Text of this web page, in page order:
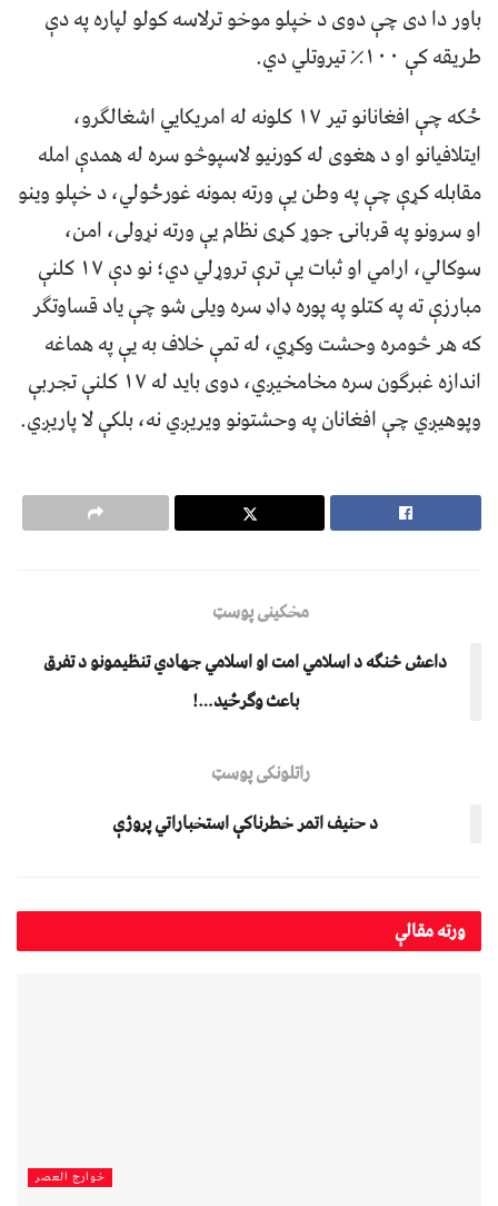
باور دا دی چې دوی د خپلو موخو ترلاسه کولو لپاره په دې
طريقه کې ۱۰۰٪ تيروتلي دي.
ځکه چې افغانانو تير ۱۷ کلونه له امريکايي اشغالګرو،
ايتلافيانو او د هغوی له کورنيو لاسپوڅو سره له همدې امله
مقابله کړې چې په وطن يې ورته بمونه غورځولي، د خپلو وينو
او سرونو په قربانۍ جوړ کړی نظام يې ورته نړولی، امن،
سوکالي، ارامي او ثبات يې ترې تروړلي دي؛ نو دې ۱۷ کلنې
مبارزې ته په کتلو په پوره ډاډ سره ويلی شو چې ياد قساوتګر
که هر څومره وحشت وکړي، له تمې خلاف به يې په هماغه
اندازه غبرګون سره مخامخيږي، دوی بايد له ۱۷ کلنې تجربې
وپوهيږي چې افغانان په وحشتونو ويريږي نه، بلکې لا پاريږي.
مخکینی پوسټ
داعش څنګه د اسلامي امت او اسلامي جهادي تنظیمونو د تفرق
باعث وګرځيد…!
راتلونکی پوسټ
د حنيف اتمر خطرناکې استخباراتي پروژې
ورتهمقالې
خوارج العصر